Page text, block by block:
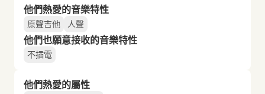
他們熱愛的音樂特性
原聲吉他 人聲
他們也願意接收的音樂特性
不插電
他們熱愛的屬性